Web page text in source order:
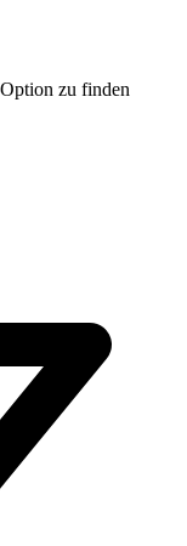
zu finden